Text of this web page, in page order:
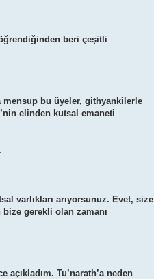
beri çeşitli
mensup bu üyeler, githyankilerle
elinden kutsal emaneti
varlıkları arıyorsunuz. Evet, size
gerekli olan zamanı
Tu’narath’a neden